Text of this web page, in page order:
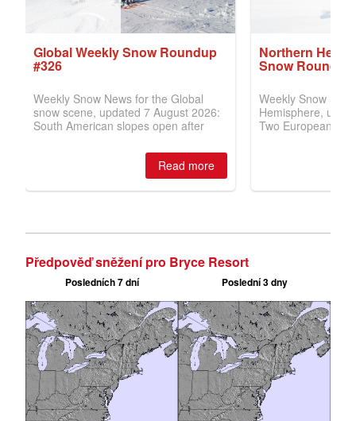
Předpověď sněžení pro Bryce Resort
Posledních 7 dní Poslední 3 dny